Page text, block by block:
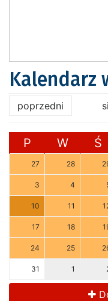
Kalendarz
poprzedni
P W Ś
27 28
3 4
10 11
17 18
24 25
31 1